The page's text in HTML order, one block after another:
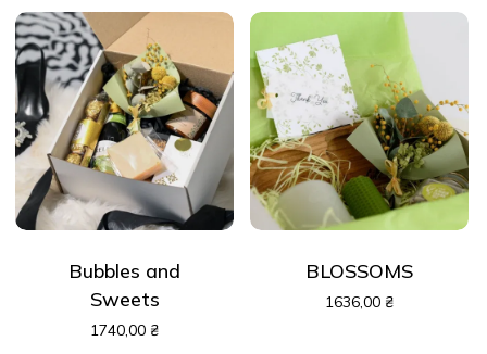
Bubbles and
Sweets
1740,00 ₴
BLOSSOMS
1636,00 ₴